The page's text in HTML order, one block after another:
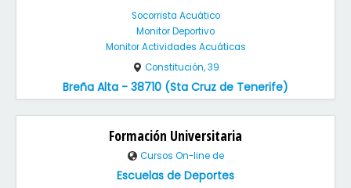
Socorrista Acuático
Monitor Deportivo
Monitor Actividades Acuáticas
Constitución, 39
Breña Alta - 38710 (Sta Cruz de Tenerife)
Formación Universitaria
Cursos On-line de
Escuelas de Deportes